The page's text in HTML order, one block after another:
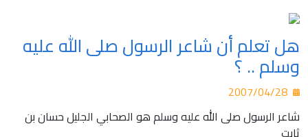
هل تعلم أن شاعر الرسول صلى الله عليه
وسلم .. ؟
شاعر الرسول صلى الله عليه وسلم هو الصحابي الجليل حسان بن
ثابت